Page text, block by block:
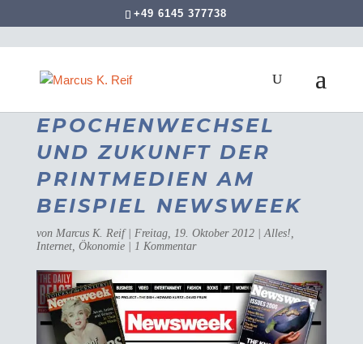
+49 6145 377738
EPOCHENWECHSEL
UND ZUKUNFT DER
PRINTMEDIEN AM
BEISPIEL NEWSWEEK
von Marcus K. Reif| Freitag, 19. Oktober 2012|Alles!,
Internet, Ökonomie| 1 Kommentar